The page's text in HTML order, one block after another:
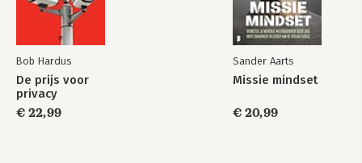
Bob Hardus
De prijs voor
privacy
€ 22,99
Sander Aarts
Missie mindset
€ 20,99